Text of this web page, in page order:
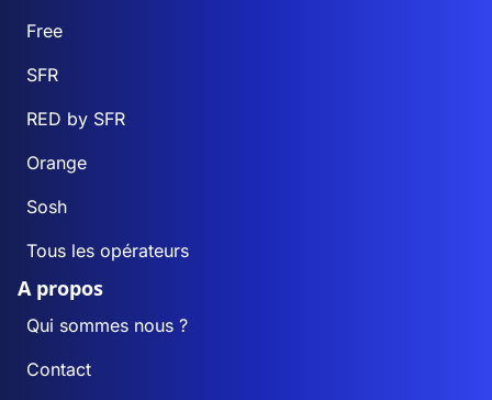
Free
SFR
RED by SFR
Orange
Sosh
Tous les opérateurs
A propos
Qui sommes nous ?
Contact